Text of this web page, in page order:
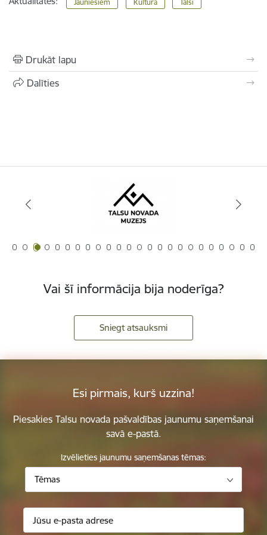
Jauniešiem Kultūra Talsi
Drukāt lapu
Dalīties
Vai šī informācija bija noderīga?
Sniegt atsauksmi
Esi pirmais, kurš uzzina!
Piesakies Talsu novada pašvaldības jaunumu saņemšanai
savā e-pastā.
Izvēlieties jaunumu saņemšanas tēmas:
Tēmas